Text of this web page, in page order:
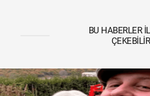
BU HABERLER
ÇEKEBILIR